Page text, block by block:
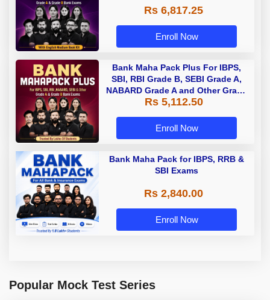
Rs 6,817.25
Enroll Now
Bank Maha Pack Plus For IBPS,
SBI, RBI Grade B, SEBI Grade A,
NABARD Grade A and Other Grade
A & Grade B Bank Exams
Rs 5,112.50
Enroll Now
Bank Maha Pack for IBPS, RRB &
SBI Exams
Rs 2,840.00
Enroll Now
Popular Mock Test Series